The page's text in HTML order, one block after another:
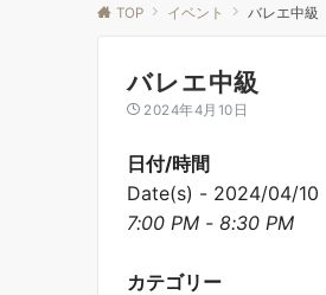
TOP イベント バレエ中級
バレエ中級
2024年4月10日
日付/時間
Date(s) - 2024/04/10
7:00 PM - 8:30 PM
カテゴリー